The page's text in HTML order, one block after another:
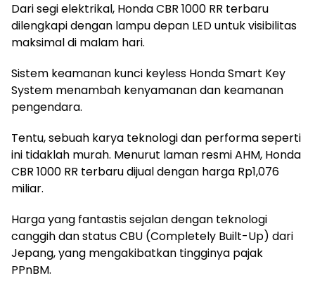
Dari segi elektrikal, Honda CBR 1000 RR terbaru
dilengkapi dengan lampu depan LED untuk visibilitas
maksimal di malam hari.
Sistem keamanan kunci keyless Honda Smart Key
System menambah kenyamanan dan keamanan
pengendara.
Tentu, sebuah karya teknologi dan performa seperti
ini tidaklah murah. Menurut laman resmi AHM, Honda
CBR 1000 RR terbaru dijual dengan harga Rp1,076
miliar.
Harga yang fantastis sejalan dengan teknologi
canggih dan status CBU (Completely Built-Up) dari
Jepang, yang mengakibatkan tingginya pajak
PPnBM.